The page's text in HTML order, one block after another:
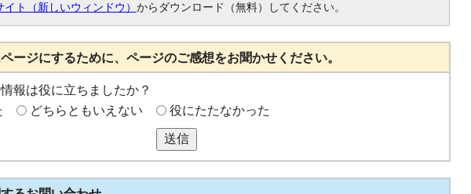
ト（新しいウィンドウ） からダウンロード（無料）してください。
ージにするために、ページのご感想をお聞かせください。
報は役に立ちましたか？
どちらともいえない 役にたたなかった
送信